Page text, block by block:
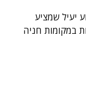
יעיל שמציע
במקומות חניה